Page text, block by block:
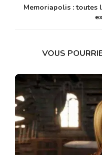
Memoriapolis : toutes
VOUS